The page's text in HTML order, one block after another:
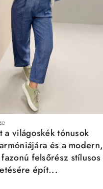
a világoskék tónusok
és a modern,
felsőrész stílusos
épít...